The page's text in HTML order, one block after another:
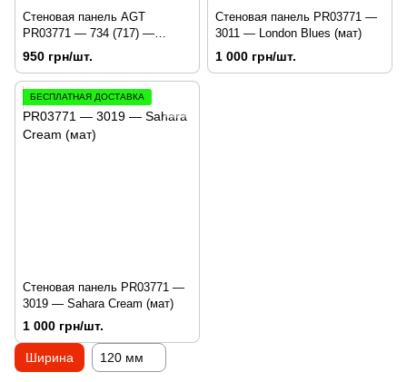
Стеновая панель AGT
PR03771 — 734 (717) —
Белый шелк (мат)
950 грн/шт.
Стеновая панель PR03771 —
3011 — London Blues (мат)
1 000 грн/шт.
БЕСПЛАТНАЯ ДОСТАВКА
Стеновая панель PR03771 —
3019 — Sahara Cream (мат)
1 000 грн/шт.
Ширина 120 мм